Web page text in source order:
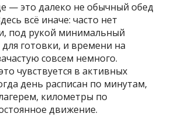
— это далеко не обычный обед
всё иначе: часто нет
под рукой минимальный
готовки, и времени на
совсем немного.
чувствуется в активных
день расписан по минутам,
километры по
движение.